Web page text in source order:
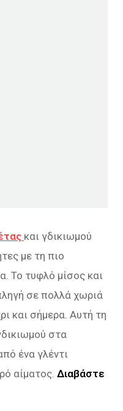
και γδικιωμού
με τη πιο
Το τυφλό μίσος και
σε πολλά χωριά
και σήμερα. Αυτή τη
στα
ένα γλέντι
αίματος. Διαβάστε